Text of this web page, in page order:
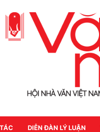
DIỄN ĐÀN LÝ LUẬN